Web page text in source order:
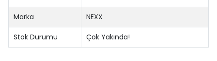
Marka NEXX
Stok Durumu Çok Yakında!